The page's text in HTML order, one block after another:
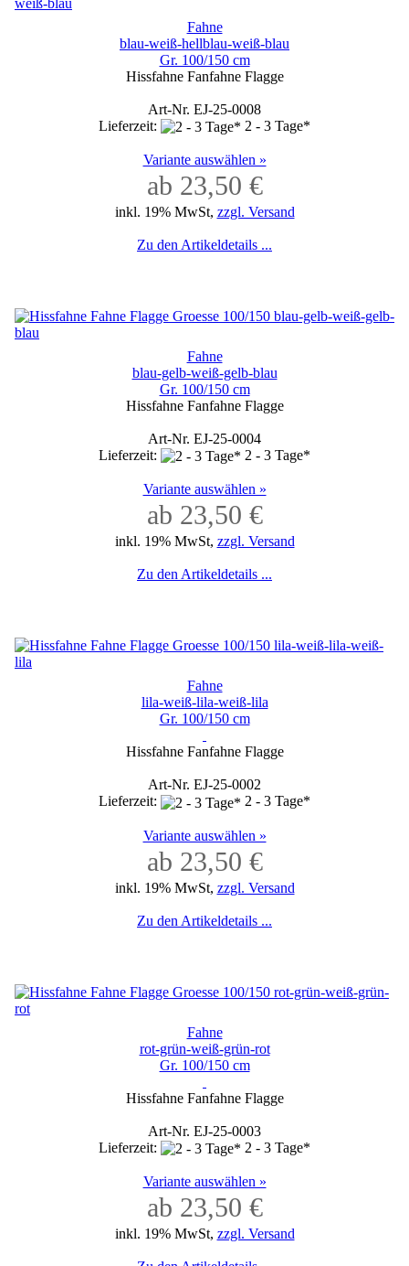
Fahne
blau-weiß-hellblau-weiß-blau
Gr. 100/150 cm
Hissfahne Fanfahne Flagge
Art-Nr. EJ-25-0008
Lieferzeit:
2 - 3 Tage*
Variante auswählen »
ab 23,50 €
inkl. 19% MwSt, zzgl. Versand
Zu den Artikeldetails ...
Fahne
blau-gelb-weiß-gelb-blau
Gr. 100/150 cm
Hissfahne Fanfahne Flagge
Art-Nr. EJ-25-0004
Lieferzeit:
2 - 3 Tage*
Variante auswählen »
ab 23,50 €
inkl. 19% MwSt, zzgl. Versand
Zu den Artikeldetails ...
Fahne
lila-weiß-lila-weiß-lila
Gr. 100/150 cm
Hissfahne Fanfahne Flagge
Art-Nr. EJ-25-0002
Lieferzeit:
2 - 3 Tage*
Variante auswählen »
ab 23,50 €
inkl. 19% MwSt, zzgl. Versand
Zu den Artikeldetails ...
Fahne
rot-grün-weiß-grün-rot
Gr. 100/150 cm
Hissfahne Fanfahne Flagge
Art-Nr. EJ-25-0003
Lieferzeit:
2 - 3 Tage*
Variante auswählen »
ab 23,50 €
inkl. 19% MwSt, zzgl. Versand